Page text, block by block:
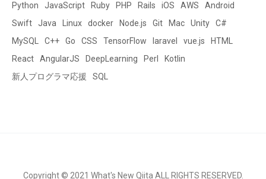
Python JavaScript Ruby PHP Rails iOS AWS
Android
Swift
Java Linux docker Node.js Git Mac Unity
C#
MySQL
C++ Go CSS TensorFlow laravel vue.js
HTML
React
AngularJS DeepLearning Perl
Kotlin
新人プログラマ応援
SQL
Copyright © 2021 What's New Qiita ALL RIGHTS RESERVED.